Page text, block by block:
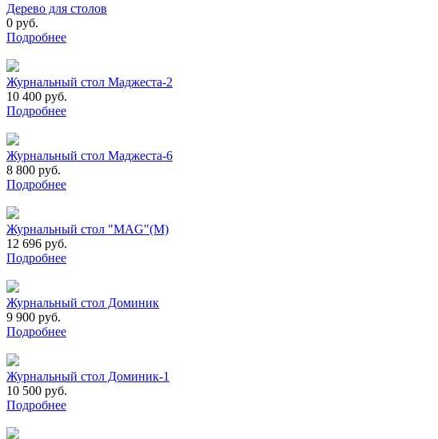
Дерево для столов
0 руб.
Подробнее
Журнальный стол Маджеста-2
10 400 руб.
Подробнее
Журнальный стол Маджеста-6
8 800 руб.
Подробнее
Журнальный стол "MAG"(М)
12 696 руб.
Подробнее
Журнальный стол Доминик
9 900 руб.
Подробнее
Журнальный стол Доминик-1
10 500 руб.
Подробнее